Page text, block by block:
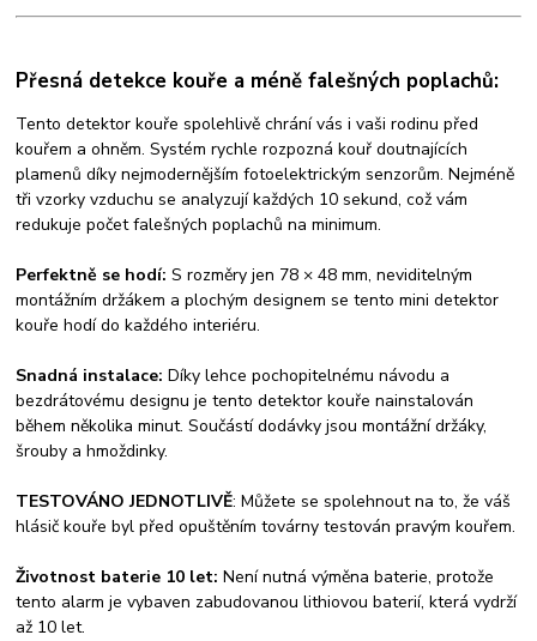
Přesná detekce kouře a méně falešných poplachů:
Tento detektor kouře spolehlivě chrání vás i vaši rodinu před
kouřem a ohněm. Systém rychle rozpozná kouř doutnajících
plamenů díky nejmodernějším fotoelektrickým senzorům. Nejméně
tři vzorky vzduchu se analyzují každých 10 sekund, což vám
redukuje počet falešných poplachů na minimum.
Perfektně se hodí: S rozměry jen 78 × 48 mm, neviditelným
montážním držákem a plochým designem se tento mini detektor
kouře hodí do každého interiéru.
Snadná instalace: Díky lehce pochopitelnému návodu a
bezdrátovému designu je tento detektor kouře nainstalován
během několika minut. Součástí dodávky jsou montážní držáky,
šrouby a hmoždinky.
TESTOVÁNO JEDNOTLIVĚ: Můžete se spolehnout na to, že váš
hlásič kouře byl před opuštěním továrny testován pravým kouřem.
Životnost baterie 10 let: Není nutná výměna baterie, protože
tento alarm je vybaven zabudovanou lithiovou baterií, která vydrží
až 10 let.